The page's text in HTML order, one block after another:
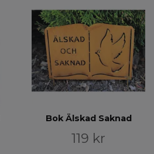
Bok Älskad Saknad
119 kr